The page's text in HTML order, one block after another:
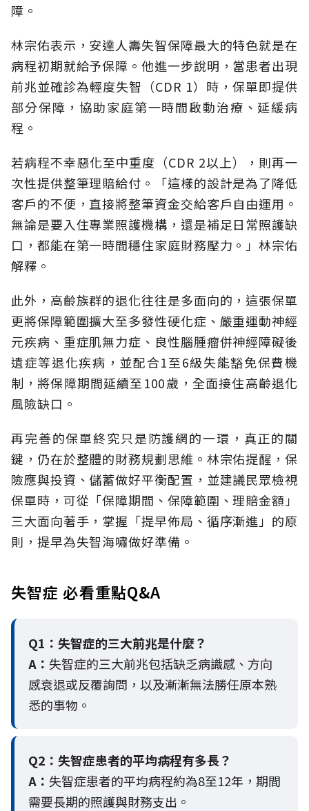
障。
林宗佑表示，安達人壽失智保障最大的特色就是在
病程初期就給予保障。他進一步說明，當患者出現
前兆並確診為輕度失智（CDR 1）時，保單即提供
部分保障，協助家庭第一時間啟動治療、延緩病
程。
若病程不幸惡化至中重度（CDR 2以上），則再一
次性提供整筆理賠給付。「這樣的設計是為了降低
客戶的不便，直接將整筆資金交給客戶自由運用。
無論是要入住專業照護機構，還是補足日常照護缺
口，都能在第一時間穩住家庭財務壓力。」林宗佑
解釋。
此外，高齡族群的退化往往是多面向的，這張保單
更將保障範圍擴大至多發性硬化症、嚴重運動神經
元疾病、重症肌無力症、良性腦腫瘤併神經障礙後
遺症等退化疾病，並配合1至6級失能豁免保費機
制，將保障期間延續至100歲，全面接住高齡退化
風險缺口。
再完善的保單終究只是防護網的一環，真正的關
鍵，仍在於整體的財務規劃思維。 林宗佑提醒，保
險應與投資、儲蓄做好平衡配置，並建議民眾檢視
保單時，可從「保障期間、保障範圍、理賠金額」
三大面向著手，掌握「提早佈局、循序漸進」的原
則，提早為失智海嘯做好準備。
失智症 必看重點Q&A
Q1：失智症的三大前兆是什麼？
A： 失智症的三大前兆包括缺乏病識感、方向
感衰退或反覆詢問，以及漸漸無法勝任原本熟
悉的事物。
Q2： 失智症患者的平均病程有多長？
A： 失智症患者的平均病程約為8至12年，期間
需要長期的照護與財務支出。